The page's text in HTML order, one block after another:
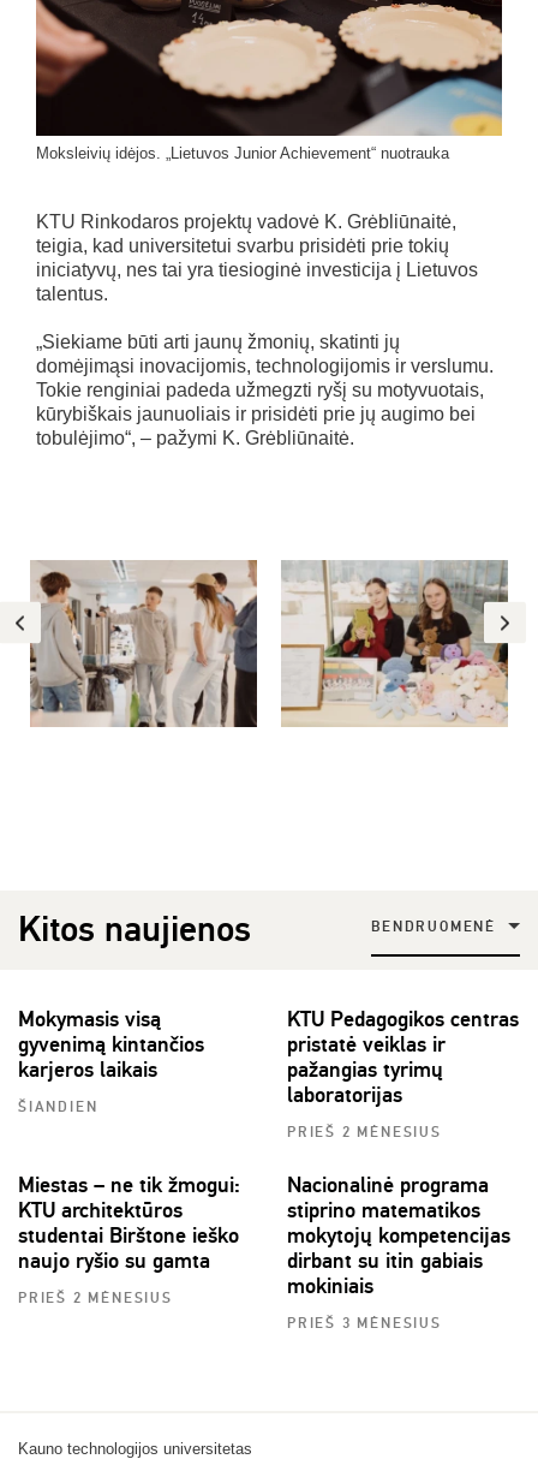
Moksleivių idėjos. „Lietuvos Junior Achievement“ nuotrauka
KTU Rinkodaros projektų vadovė K. Grėbliūnaitė,
teigia, kad universitetui svarbu prisidėti prie tokių
iniciatyvų, nes tai yra tiesioginė investicija į Lietuvos
talentus.
„Siekiame būti arti jaunų žmonių, skatinti jų
domėjimąsi inovacijomis, technologijomis ir verslumu.
Tokie renginiai padeda užmegzti ryšį su motyvuotais,
kūrybiškais jaunuoliais ir prisidėti prie jų augimo bei
tobulėjimo“, – pažymi K. Grėbliūnaitė.
Kitos naujienos BENDRUOMENĖ
Mokymasis visą
gyvenimą kintančios
karjeros laikais
ŠIANDIEN
KTU Pedagogikos centras
pristatė veiklas ir
pažangias tyrimų
laboratorijas
PRIEŠ 2 MĖNESIUS
Miestas – ne tik žmogui:
KTU architektūros
studentai Birštone ieško
naujo ryšio su gamta
PRIEŠ 2 MĖNESIUS
Nacionalinė programa
stiprino matematikos
mokytojų kompetencijas
dirbant su itin gabiais
mokiniais
PRIEŠ 3 MĖNESIUS
Kauno technologijos universitetas